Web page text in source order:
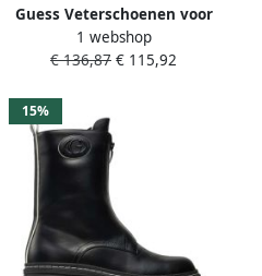
Guess Veterschoenen voor
dames Herfst Winter
collectie Black Dames
1 webshop
€ 136,87 € 115,92
15%